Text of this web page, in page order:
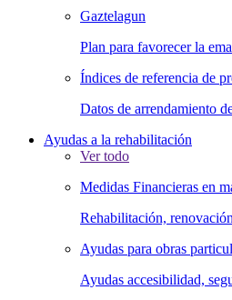
Gaztelagun
Plan para favorecer la
Índices de referencia de
Datos de arrendamiento
Ayudas a la rehabilitación
Ver todo
Medidas Financieras en
Rehabilitación,
Ayudas para obras
Ayudas accesibilidad,